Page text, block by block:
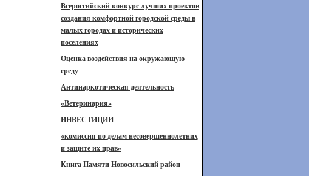
Всероссийский конкурс лучших проектов
создания комфортной городской среды в
малых городах и исторических
поселениях
Оценка воздействия на окружающую
среду
Антинаркотическая деятельность
«Ветеринария»
ИНВЕСТИЦИИ
«комиссия по делам несовершеннолетних
и защите их прав»
Книга Памяти Новосильский район